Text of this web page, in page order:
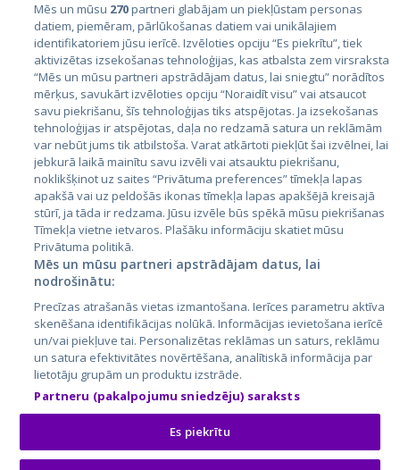
Страны
Эстония
Латвия
Литва
City24.lv
City24.ee
GetaPro.lv
GetaPro.ee
Skelbiu.lt
Autoplius.lt
Aruodas.lt
Kainos.lt
Paslaugos.lt
auto24.ee
KV.ee
Osta.ee
KuldneBörs.ee
Mēs un mūsu 270partneri glabājam un piekļūstam personas
datiem, piemēram, pārlūkošanas datiem vai unikālajiem
identifikatoriem jūsu ierīcē. Izvēloties opciju “Es piekrītu”, tiek
aktivizētas izsekošanas tehnoloģijas, kas atbalsta zem virsraksta
“Mēs un mūsu partneri apstrādājam datus, lai sniegtu” norādītos
mērķus, savukārt izvēloties opciju “Noraidīt visu” vai atsaucot
savu piekrišanu, šīs tehnoloģijas tiks atspējotas. Ja izsekošanas
tehnoloģijas ir atspējotas, daļa no redzamā satura un reklāmām
var nebūt jums tik atbilstoša. Varat atkārtoti piekļūt šai izvēlnei, lai
jebkurā laikā mainītu savu izvēli vai atsauktu piekrišanu,
noklikšķinot uz saites “Privātuma preferences” tīmekļa lapas
apakšā vai uz peldošās ikonas tīmekļa lapas apakšējā kreisajā
stūrī, ja tāda ir redzama. Jūsu izvēle būs spēkā mūsu piekrišanas
Tīmekļa vietne ietvaros. Plašāku informāciju skatiet mūsu
Privātuma politikā.
Mēs un mūsu partneri apstrādājam datus, lai
nodrošinātu:
Precīzas atrašanās vietas izmantošana. Ierīces parametru aktīva
skenēšana identifikācijas nolūkā. Informācijas ievietošana ierīcē
un/vai piekļuve tai. Personalizētas reklāmas un saturs, reklāmu
un satura efektivitātes novērtēšana, analītiskā informācija par
lietotāju grupām un produktu izstrāde.
Partneru (pakalpojumu sniedzēju) saraksts
Es piekrītu